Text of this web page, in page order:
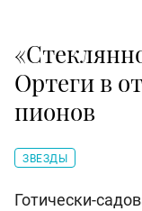
Ортеги в
пионов
ЗВЕЗДЫ
Готически-